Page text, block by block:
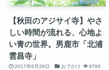
【秋田のアジサイ寺】やさ
しい時間が流れる、心地よ
い青の世界。男鹿市「北浦
雲昌寺」
2017年6月28日 おでかけ 9786